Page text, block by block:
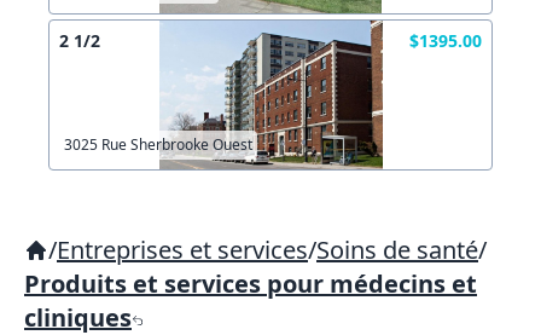
2 1/2 $1395.00
3025 Rue Sherbrooke Ouest
/Entreprises et services/Soins de santé/
Produits et services pour médecins et
cliniques